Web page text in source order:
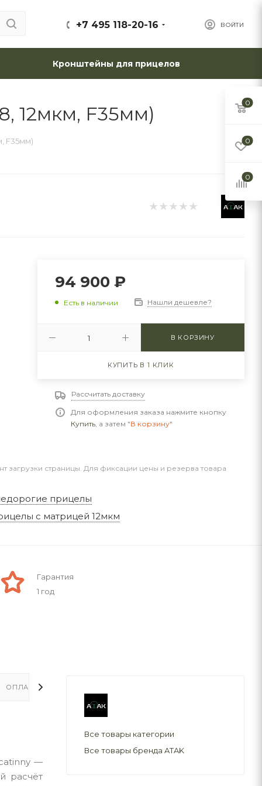
ВОЙТИ
+7 495 118-20-16
Кронштейны для прицелов
12мкм, F35мм)
F35мм)
94 900 ₽
Есть в наличии Нашли дешевле?
В КОРЗИНУ
КУПИТЬ В 1 КЛИК
Рассчитать доставку
Для оформления заказа нажмите кнопку
Купить, а затем "В корзину"
загрузки страницы. Для фиксации цены и резерва товара
прицелы
с матрицей 12мкм
Гарантия
1 год
ОПЛАТА
—
расчёт
Все товары категории
Все товары бренда ATAK
0
0
0